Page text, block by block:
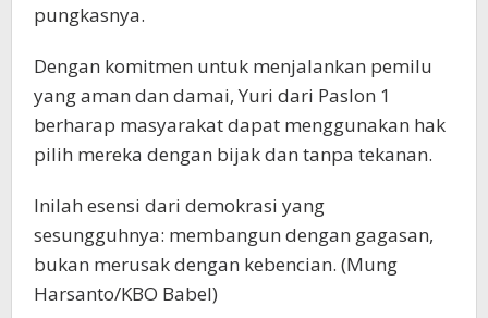
pungkasnya.
Dengan komitmen untuk menjalankan pemilu
yang aman dan damai, Yuri dari Paslon 1
berharap masyarakat dapat menggunakan hak
pilih mereka dengan bijak dan tanpa tekanan.
Inilah esensi dari demokrasi yang
sesungguhnya: membangun dengan gagasan,
bukan merusak dengan kebencian. (Mung
Harsanto/KBO Babel)